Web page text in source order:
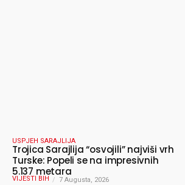
USPJEH SARAJLIJA
Trojica Sarajlija “osvojili” najviši vrh
Turske: Popeli se na impresivnih
5.137 metara
VIJESTI BIH 7 Augusta, 2026